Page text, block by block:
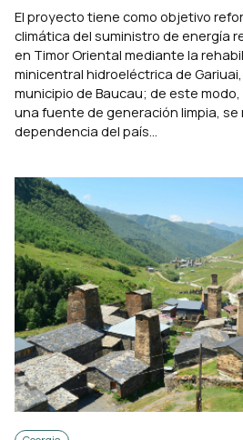
El proyecto tiene como objetivo
climática del suministro de energía
en Timor Oriental mediante la
minicentral hidroeléctrica de
municipio de Baucau; de este
una fuente de generación limpia,
dependencia del país...